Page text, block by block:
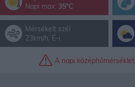
Napi max: 35°C
Mérsékelt szél
23km/h, É-i
A napi kö­zép­hő­mér­sék­let